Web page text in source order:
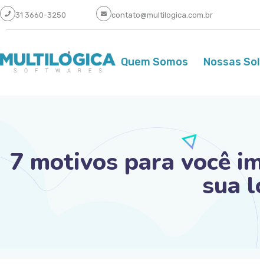
31 3660-3250 contato@multilogica.com.br
Quem Somos Nossas
7 motivos para você
sua